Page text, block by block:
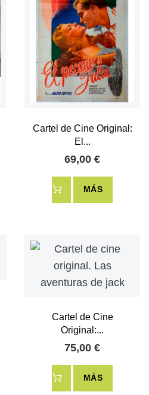
Cartel de Cine Original:
El...
69,00 €
MÁS
Cartel de Cine
Original:...
75,00 €
MÁS